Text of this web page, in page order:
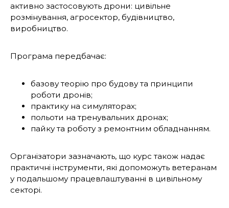
активно застосовують дрони: цивільне
розмінування, агросектор, будівництво,
виробництво.
Програма передбачає:
базову теорію про будову та принципи
роботи дронів;
практику на симуляторах;
польоти на тренувальних дронах;
пайку та роботу з ремонтним обладнанням.
Організатори зазначають, що курс також надає
практичні інструменти, які допоможуть ветеранам
у подальшому працевлаштуванні в цивільному
секторі.